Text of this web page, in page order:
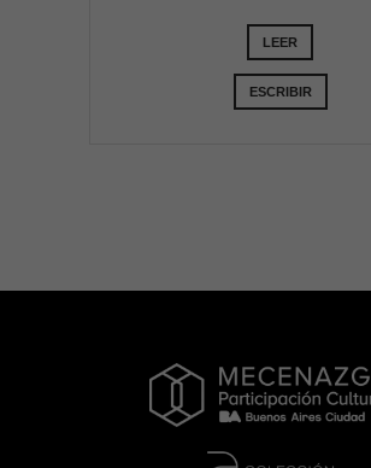
LEER
ESCRIBIR